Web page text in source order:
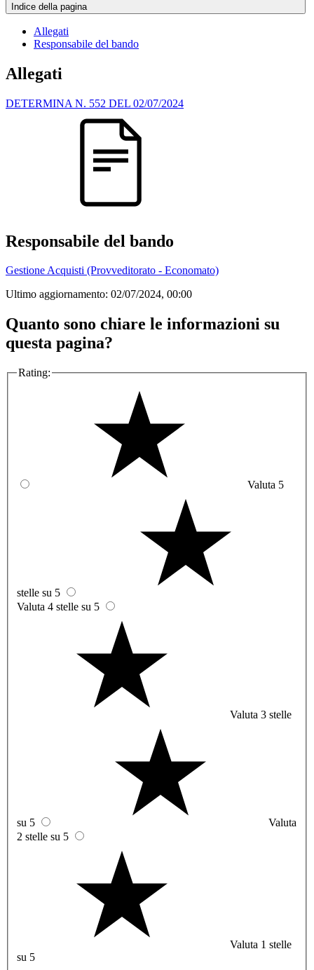
Indice della pagina
Allegati
Responsabile del bando
Allegati
DETERMINA N. 552 DEL 02/07/2024
Responsabile del bando
Gestione Acquisti (Provveditorato - Economato)
Ultimo aggiornamento: 02/07/2024, 00:00
Quanto sono chiare le informazioni su
questa pagina?
Rating:
Valuta 5
stelle su 5
Valuta 4 stelle su 5
Valuta 3 stelle
su 5
Valuta
2 stelle su 5
Valuta 1 stelle
su 5